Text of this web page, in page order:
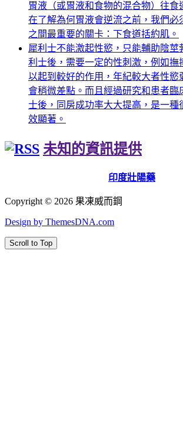
胃液（或胃液和食物的混合物）往食
在了解為何胃液會逆流之前，我們必
之間最重要的關卡：下食道括約肌。
犀利士不能激起性慾，只能輔助陰莖
利士後，需要一定的性刺激，例如撫
以起到較好的作用，年紀較大者性慾
會稍微差點。而且經過研究和患者臨
士後，同房成功率大大提高，是一種
效顯著。
未知的資訊提供
印度壯陽藥
Copyright © 2026 果凍威而鋼
Design by ThemesDNA.com
Scroll to Top